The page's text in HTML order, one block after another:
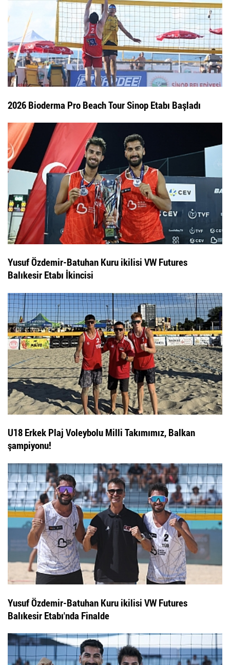
2026 Bioderma Pro Beach Tour Sinop Etabı Başladı
Yusuf Özdemir-Batuhan Kuru ikilisi VW Futures
Balıkesir Etabı İkincisi
U18 Erkek Plaj Voleybolu Milli Takımımız, Balkan
şampiyonu!
Yusuf Özdemir-Batuhan Kuru ikilisi VW Futures
Balıkesir Etabı'nda Finalde